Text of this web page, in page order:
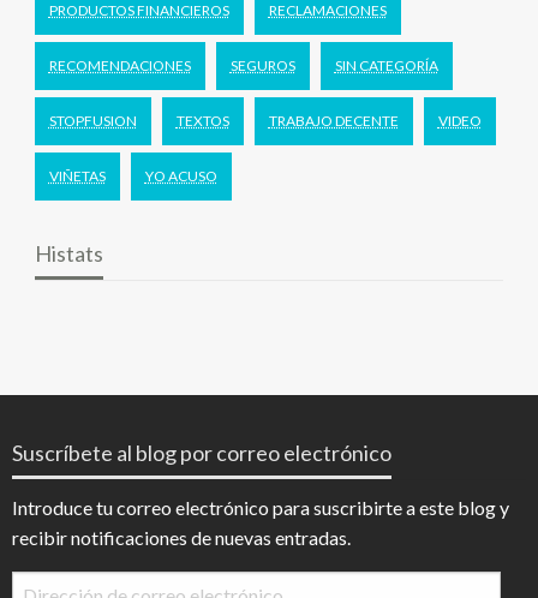
PRODUCTOS FINANCIEROS RECLAMACIONES
RECOMENDACIONES SEGUROS SIN CATEGORÍA
STOPFUSION TEXTOS TRABAJO DECENTE VIDEO
VIÑETAS YO ACUSO
Histats
Suscríbete al blog por correo electrónico
Introduce tu correo electrónico para suscribirte a este blog y
recibir notificaciones de nuevas entradas.
Dirección